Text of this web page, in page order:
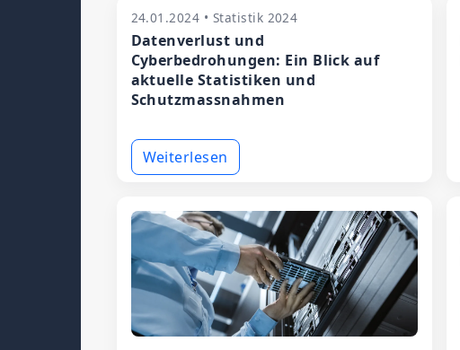
24.01.2024 • Statistik 2024
Datenverlust und
Cyberbedrohungen: Ein Blick auf
aktuelle Statistiken und
Schutzmassnahmen
Weiterlesen